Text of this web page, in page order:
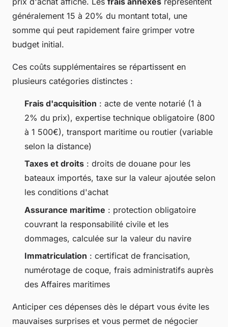
généralement 15 à 20% du montant total, une
somme qui peut rapidement faire grimper votre
budget initial.
Ces coûts supplémentaires se répartissent en
plusieurs catégories distinctes :
Frais d'acquisition : acte de vente notarié (1 à
2% du prix), expertise technique obligatoire (800
à 1 500€), transport maritime ou routier (variable
selon la distance)
Taxes et droits : droits de douane pour les
bateaux importés, taxe sur la valeur ajoutée selon
les conditions d'achat
Assurance maritime : protection obligatoire
couvrant la responsabilité civile et les
dommages, calculée sur la valeur du navire
Immatriculation : certificat de francisation,
numérotage de coque, frais administratifs auprès
des Affaires maritimes
Anticiper ces dépenses dès le départ vous évite les
mauvaises surprises et vous permet de négocier